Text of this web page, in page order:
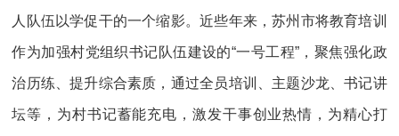
人队伍以学促干的一个缩影。近些年来，苏州市将教育培训
作为加强村党组织书记队伍建设的“一号工程”，聚焦强化政
治历练、提升综合素质，通过全员培训、主题沙龙、书记讲
坛等，为村书记蓄能充电，激发干事创业热情，为精心打